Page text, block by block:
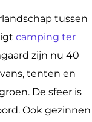
tussen
camping ter
zijn nu 40
tenten en
De sfeer is
Ook gezinnen